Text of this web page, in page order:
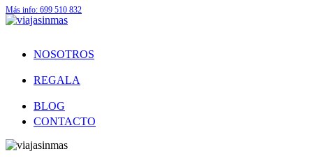
Más info: 699 510 832
NOSOTROS
REGALA
BLOG
CONTACTO